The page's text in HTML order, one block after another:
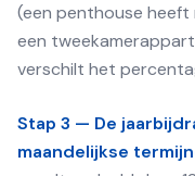
(een penthouse
een
verschilt het
Stap 3 — De
maandelijkse